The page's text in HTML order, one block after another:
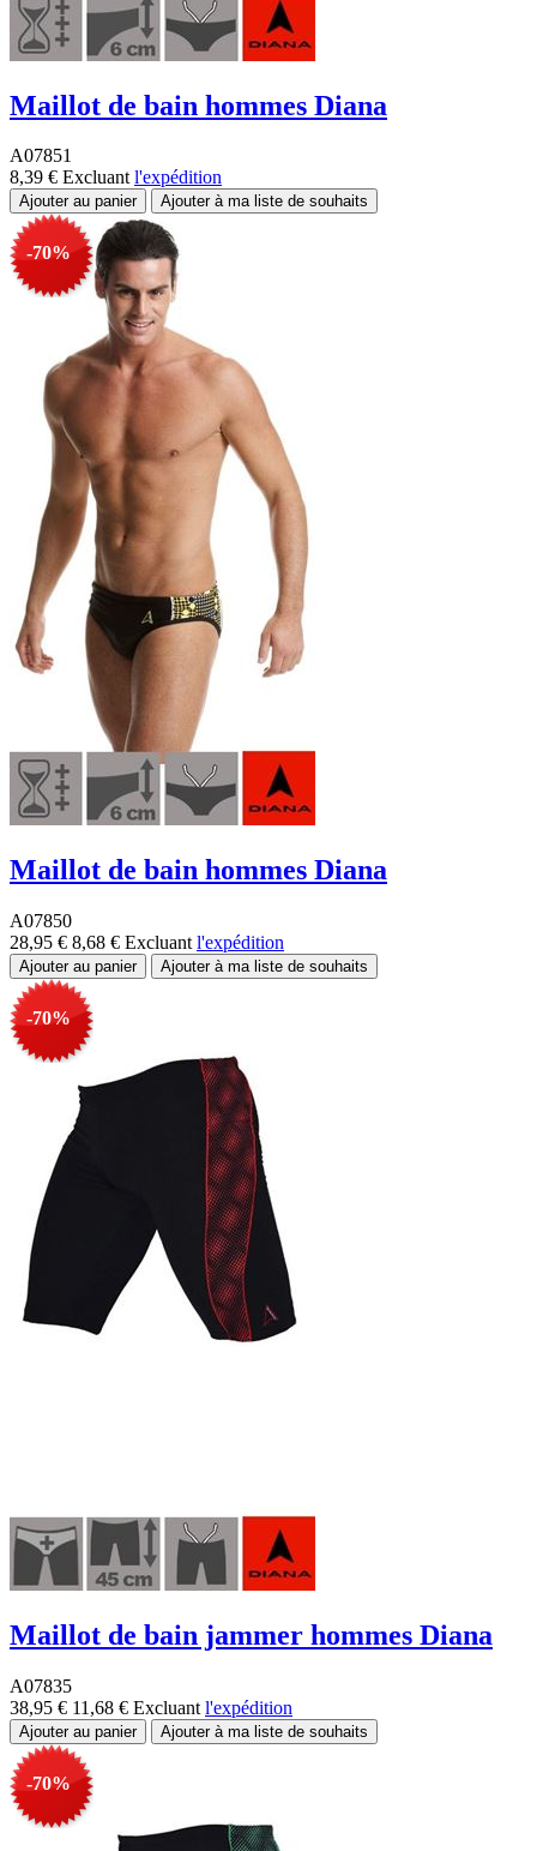
Maillot de bain hommes Diana
A07851
8,39 € Excluantl'expédition
-70%
Maillot de bain hommes Diana
A07850
28,95 € 8,68 € Excluant l'expédition
-70%
Maillot de bain jammer hommes Diana
A07835
38,95 € 11,68 € Excluant l'expédition
-70%